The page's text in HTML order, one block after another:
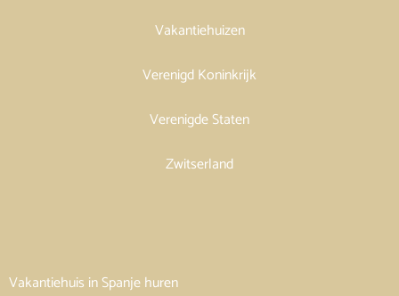
Vakantiehuizen
Verenigd Koninkrijk
Verenigde Staten
Zwitserland
Vakantiehuis in Spanje huren